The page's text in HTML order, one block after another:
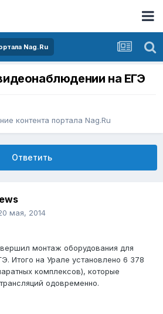
Nag.Ru
на ЕГЭ
контента портала Nag.Ru
Ответить
мая, 2014
монтаж оборудования для
Итого на Урале установлено 6 378
комплексов), которые
одовременно.